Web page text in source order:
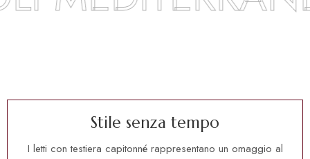
Stile senza tempo
I letti con testiera capitonné rappresentano un omaggio al